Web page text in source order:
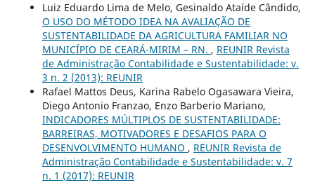
Luiz Eduardo Lima de Melo, Gesinaldo Ataíde Cândido,
O USO DO MÉTODO IDEA NA AVALIAÇÃO DE
SUSTENTABILIDADE DA AGRICULTURA FAMILIAR NO
MUNICÍPIO DE CEARÁ-MIRIM – RN. , REUNIR Revista
de Administração Contabilidade e Sustentabilidade: v.
3 n. 2 (2013): REUNIR
Rafael Mattos Deus, Karina Rabelo Ogasawara Vieira,
Diego Antonio Franzao, Enzo Barberio Mariano,
INDICADORES MÚLTIPLOS DE SUSTENTABILIDADE:
BARREIRAS, MOTIVADORES E DESAFIOS PARA O
DESENVOLVIMENTO HUMANO , REUNIR Revista de
Administração Contabilidade e Sustentabilidade: v. 7
n. 1 (2017): REUNIR